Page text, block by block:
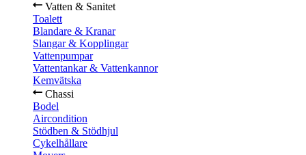
Vatten & Sanitet
Toalett
Blandare & Kranar
Slangar & Kopplingar
Vattenpumpar
Vattentankar & Vattenkannor
Kemvätska
Chassi
Bodel
Aircondition
Stödben & Stödhjul
Cykelhållare